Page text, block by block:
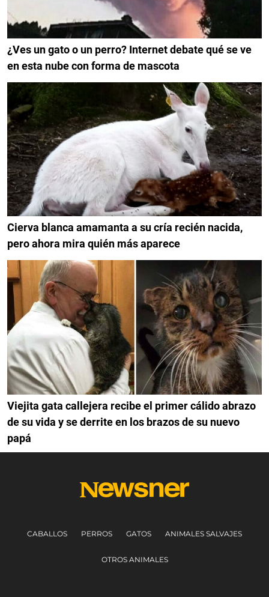
¿Ves un gato o un perro? Internet debate qué se ve
en esta nube con forma de mascota
Cierva blanca amamanta a su cría recién nacida,
pero ahora mira quién más aparece
Viejita gata callejera recibe el primer cálido abrazo
de su vida y se derrite en los brazos de su nuevo
papá
CABALLOS PERROS GATOS ANIMALES SALVAJES
OTROS ANIMALES